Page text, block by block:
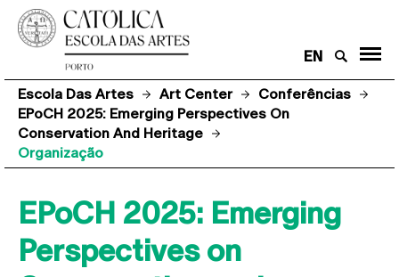
EN
Escola Das Artes Art Center
Conferências
EPoCH 2025: Emerging Perspectives On
Conservation And Heritage
Organização
EPoCH 2025: Emerging
Perspectives on